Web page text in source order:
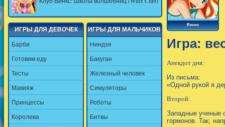
ИГРЫ ДЛЯ ДЕВОЧЕК
Барби
Готовим еду
Тесты
Макияж
Принцессы
Королева
ИГРЫ ДЛЯ МАЛЬЧИКОВ
Ниндзя
Бакуган
Железный человек
Симуляторы
Роботы
Битвы
Винкс
Игра:
Анекдот дня:
Из письма:
«Одной рукой я
Второй:
Западные ученые
гормонов. Так,